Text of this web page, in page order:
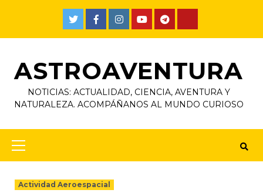
ASTROAVENTURA
NOTICIAS: ACTUALIDAD, CIENCIA, AVENTURA Y
NATURALEZA. ACOMPÁÑANOS AL MUNDO CURIOSO
Actividad Aeroespacial